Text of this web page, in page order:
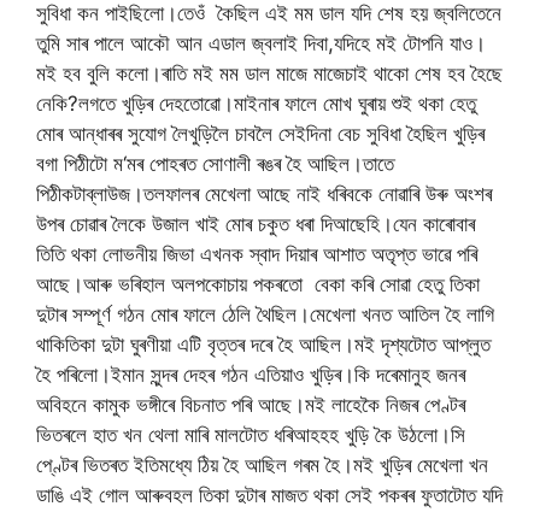
সুবিধা কন পাইছিলো।তেওঁ কৈছিল এই মম ডাল যদি শেষ হয় জ্বলিতেনে
তুমি সাৰ পালে আকৌ আন এডাল জ্বলাই দিবা,যদিহে মই টোপনি যাও।
মই হব বুলি কলো।ৰাতি মই মম ডাল মাজে মাজেচাই থাকো শেষ হব হৈছে
নেকি?লগতে খুড়িৰ দেহতোৱো।মাইনাৰ ফালে মোখ ঘুৰায় শুই থকা হেতু
মোৰ আন্ধাৰৰ সুযোগ লৈখুড়িলৈ চাবলৈ সেইদিনা বেচ সুবিধা হৈছিল খুড়িৰ
বগা পিঠীটো ম‘মৰ পোহৰত সোণালী ৰঙৰ হৈ আছিল।তাতে
পিঠীকটাব্লাউজ।তলফালৰ মেখেলা আছে নাই ধৰিবকে নোৱাৰি উৰু অংশৰ
উপৰ চোৱাৰ লৈকে উজাল খাই মোৰ চকুত ধৰা দিআছেহি।যেন কাৰোবাৰ
তিতি থকা লোভনীয় জিভা এখনক স্বাদ দিয়াৰ আশাত অতৃপ্ত ভাৱে পৰি
আছে।আৰু ভৰিহাল অলপকোচায় পকৰতো বেকা কৰি সোৱা হেতু তিকা
দুটাৰ সম্পূৰ্ণ গঠন মোৰ ফালে ঠেলি থৈছিল।মেখেলা খনত আতিল হৈ লাগি
থাকিতিকা দুটা ঘুৰণীয়া এটি বৃত্তৰ দৰে হৈ আছিল।মই দৃশ্যটোত আপ্লুত
হৈ পৰিলো।ইমান সুন্দৰ দেহৰ গঠন এতিয়াও খুড়িৰ।কি দৰেমানুহ জনৰ
অবিহনে কামুক ভঙ্গীৰে বিচনাত পৰি আছে।মই লাহেকৈ নিজৰ পেণ্টৰ
ভিতৰলে হাত খন থেলা মাৰি মালটোত ধৰিআহহহ খুড়ি কৈ উঠলো।সি
পে্ণ্টৰ ভিতৰত ইতিমধ্যে ঠিয় হৈ আছিল গৰম হৈ।মই খুড়িৰ মেখেলা খন
ডাঙি এই গোল আৰুবহল তিকা দুটাৰ মাজত থকা সেই পকৰৰ ফুতাটোত যদি